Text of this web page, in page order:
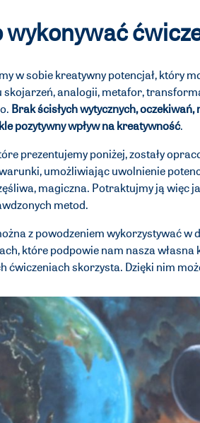
w sobie kreatywny potencjał, który
skojarzeń, analogii, metafor,
Brak ścisłych wytycznych,
pozytywny wpływ na kreatywność.
prezentujemy poniżej, zostały
umożliwiając uwolnienie
magiczna. Potraktujmy ją więc
metod.
z powodzeniem wykorzystywać w
które podpowie nam nasza
ćwiczeniach skorzysta. Dzięki nim